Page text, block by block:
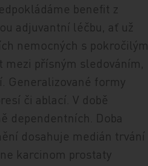
benefit z
adjuvantní léčbu, ať už
nemocných s pokročilým
přísným sledováním,
Generalizované formy
či ablací. V době
dependentních. Doba
dosahuje medián trvání
karcinom prostaty